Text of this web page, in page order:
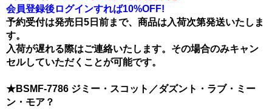
会員登録後ログインすれば10%OFF!
予約受付は発売日5日前まで、商品は入荷次第発送いたしま
す。
入荷が遅れる際はご連絡いたします。その場合のみキャン
セルしていただくことが可能です。
★BSMF-7786 ジミー・スコット／ダズント・ラブ・ミー
ン・モア？